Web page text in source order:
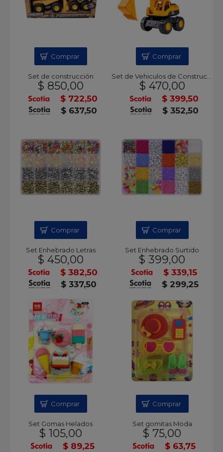
Set de construcción
$ 850,00
$ 722,50
$ 637,50
Comprar
Set de Vehiculos de Construccion x2
$ 470,00
$ 399,50
$ 352,50
Comprar
Set Enhebrado Letras
$ 450,00
$ 382,50
$ 337,50
Comprar
Set Enhebrado Surtido
$ 399,00
$ 339,15
$ 299,25
Comprar
Set Gomas Helados
$ 105,00
$ 89,25
Comprar
Set gomitas Moda
$ 75,00
$ 63,75
Comprar